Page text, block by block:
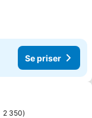
Se priser
Favoriter
2 350